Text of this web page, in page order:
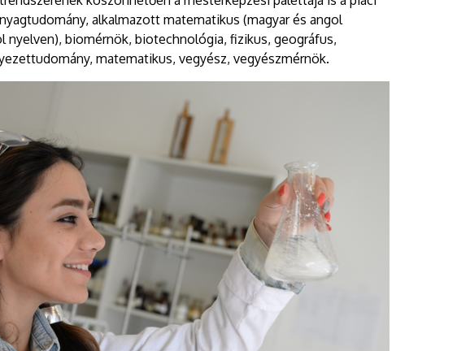
alkalmazott matematikus (magyar és angol
nyelven), biomérnök, biotechnológia, fizikus, geográfus,
matematikus, vegyész, vegyészmérnök.